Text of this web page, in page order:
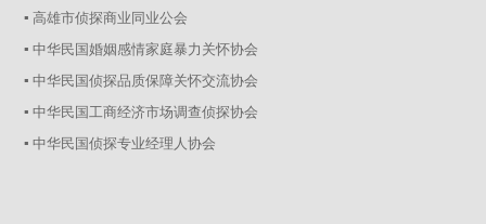
▪ 高雄市侦探商业同业公会
▪ 中华民国婚姻感情家庭暴力关怀协会
▪ 中华民国侦探品质保障关怀交流协会
▪ 中华民国工商经济市场调查侦探协会
▪ 中华民国侦探专业经理人协会